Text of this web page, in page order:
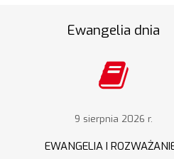
Ewangelia dnia
9 sierpnia 2026 r.
EWANGELIA I